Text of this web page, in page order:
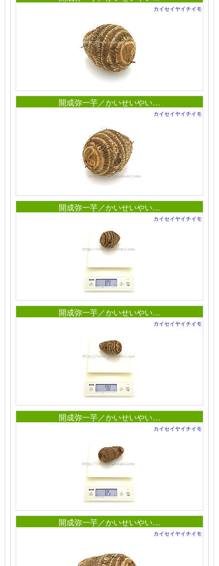
カイセイヤイチイモ
開成弥一芋／かいせいやい…
カイセイヤイチイモ
開成弥一芋／かいせいやい…
カイセイヤイチイモ
開成弥一芋／かいせいやい…
カイセイヤイチイモ
開成弥一芋／かいせいやい…
カイセイヤイチイモ
開成弥一芋／かいせいやい…
カイセイヤイチイモ